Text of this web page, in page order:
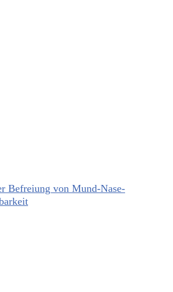
Befreiung von Mund-Nase-